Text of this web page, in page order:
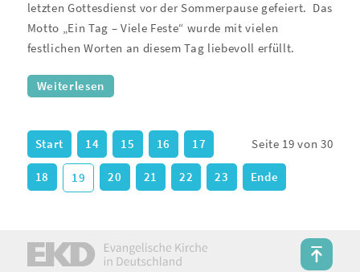
letzten Gottesdienst vor der Sommerpause gefeiert. Das
Motto „Ein Tag – Viele Feste“ wurde mit vielen
festlichen Worten an diesem Tag liebevoll erfüllt.
Weiterlesen
Seite 19 von 30
Start 14 15 16 17
18 19 20 21 22 23 Ende